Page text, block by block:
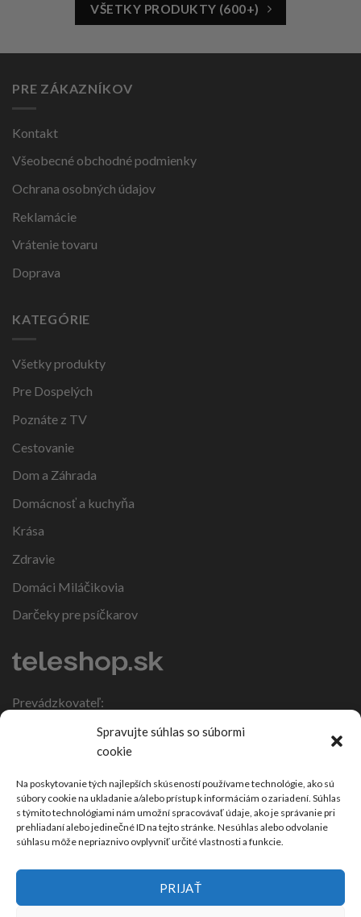
Spravujte súhlas so súbormi
cookie
Na poskytovanie tých najlepších skúseností používame technológie, ako sú
súbory cookie na ukladanie a/alebo prístup k informáciám o zariadení. Súhlas
s týmito technológiami nám umožní spracovávať údaje, ako je správanie pri
prehliadaní alebo jedinečné ID na tejto stránke. Nesúhlas alebo odvolanie
súhlasu môže nepriaznivo ovplyvniť určité vlastnosti a funkcie.
PRIJAŤ
VŠETKY PRODUKTY (600+)
PRE ZÁKAZNÍKOV
Kontakt
Všeobecné obchodné podmienky
Ochrana osobných údajov
Reklamácie
Vrátenie tovaru
Doprava
KATEGÓRIE
Všetky produkty
Pre Dospelých
Poznáte z TV
Cestovanie
Dom a Záhrada
Domácnosť a kuchyňa
Krása
Zdravie
Domáci Miláčikovia
Darčeky pre psíčkarov
Prevádzkovateľ:
DIČ: 1086270988
924 01 Galanta
Slovensko